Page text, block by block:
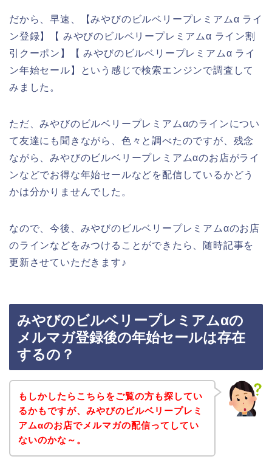
だから、早速、【みやびのビルベリープレミアムα ライ
ン登録】【 みやびのビルベリープレミアムα ライン割
引クーポン】【 みやびのビルベリープレミアムα ライ
ン年始セール】という感じで検索エンジンで調査して
みました。
ただ、みやびのビルベリープレミアムαのラインについ
て友達にも聞きながら、色々と調べたのですが、残念
ながら、みやびのビルベリープレミアムαのお店がライ
ンなどでお得な年始セールなどを配信しているかどう
かは分かりませんでした。
なので、今後、みやびのビルベリープレミアムαのお店
のラインなどをみつけることができたら、随時記事を
更新させていただきます♪
みやびのビルベリープレミアムαの
メルマガ登録後の年始セールは存在
するの？
もしかしたらこちらをご覧の方も探してい
るかもですが、みやびのビルベリープレミ
アムαのお店でメルマガの配信ってしてい
ないのかな～。